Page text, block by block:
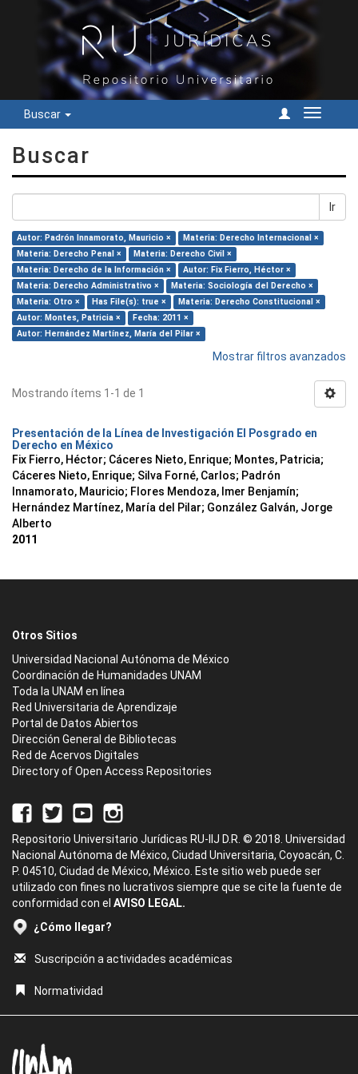
Buscar
Cambiar
Buscar
Ir
Autor: Padrón Innamorato, Mauricio ×
Materia: Derecho Internacional ×
Materia: Derecho Penal ×
Materia: Derecho Civil ×
Materia: Derecho de la Información ×
Autor: Fix Fierro, Héctor ×
Materia: Derecho Administrativo ×
Materia: Sociología del Derecho ×
Materia: Otro ×
Has File(s): true ×
Materia: Derecho Constitucional ×
Autor: Montes, Patricia ×
Fecha: 2011 ×
Autor: Hernández Martínez, María del Pilar ×
Mostrar filtros avanzados
Mostrando ítems 1-1 de 1
Presentación de la Línea de Investigación El Posgrado en
Derecho en México
Fix Fierro, Héctor; Cáceres Nieto, Enrique; Montes, Patricia;
Cáceres Nieto, Enrique; Silva Forné, Carlos; Padrón
Innamorato, Mauricio; Flores Mendoza, Imer Benjamín;
Hernández Martínez, María del Pilar; González Galván, Jorge
Alberto
2011
Otros Sitios
Universidad Nacional Autónoma de México
Coordinación de Humanidades UNAM
Toda la UNAM en línea
Red Universitaria de Aprendizaje
Portal de Datos Abiertos
Dirección General de Bibliotecas
Red de Acervos Digitales
Directory of Open Access Repositories
Repositorio Universitario Jurídicas RU-IIJ D.R. © 2018. Universidad
Nacional Autónoma de México, Ciudad Universitaria, Coyoacán, C.
P. 04510, Ciudad de México, México. Este sitio web puede ser
utilizado con fines no lucrativos siempre que se cite la fuente de
conformidad con el AVISO LEGAL.
¿Cómo llegar?
Suscripción a actividades académicas
Normatividad